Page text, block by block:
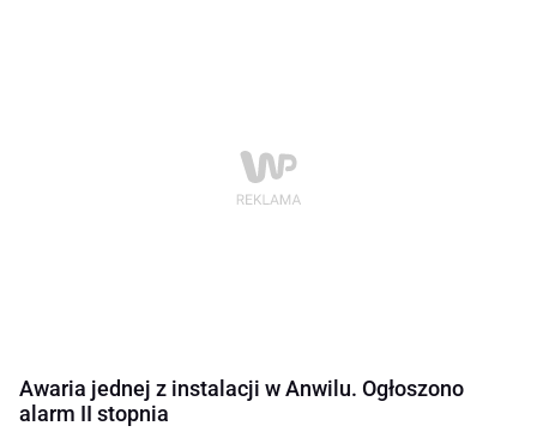
Awaria jednej z instalacji w Anwilu. Ogłoszono
alarm II stopnia